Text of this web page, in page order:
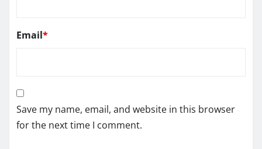
Email*
Save my name, email, and website in this browser
for the next time I comment.